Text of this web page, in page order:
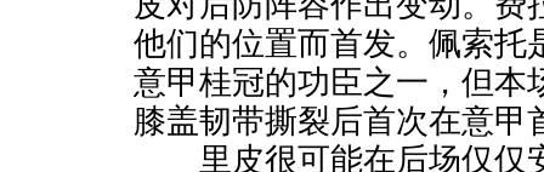
他们的位置而首发。佩索托
意甲桂冠的功臣之一，但本
膝盖韧带撕裂后首次在意甲
里皮很可能在后场仅仅